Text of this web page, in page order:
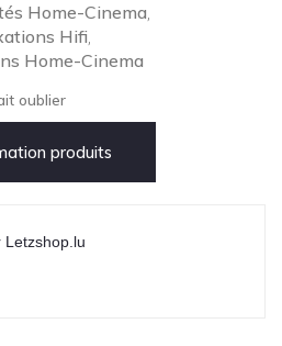
Home-Cinema
Hifi
Home-Cinema
oublier
produits
Letzshop.lu